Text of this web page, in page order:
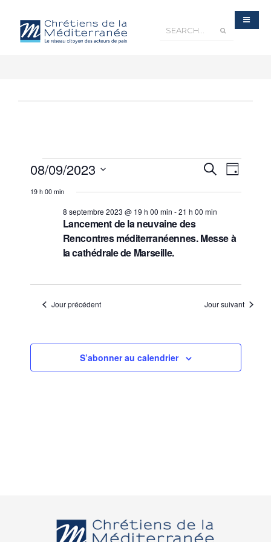
Recherche
et
navigation
Évènements
Recherche
de
vues
Jour
08/09/2023
une
19 h 00 min
Lancement de la neuvaine des
Rencontres méditerranéennes. Messe à
la cathédrale de Marseille.
8 septembre 2023 @ 19 h 00 min -21 h 00 min
Jour précédent Jour suivant
S’abonner au calendrier